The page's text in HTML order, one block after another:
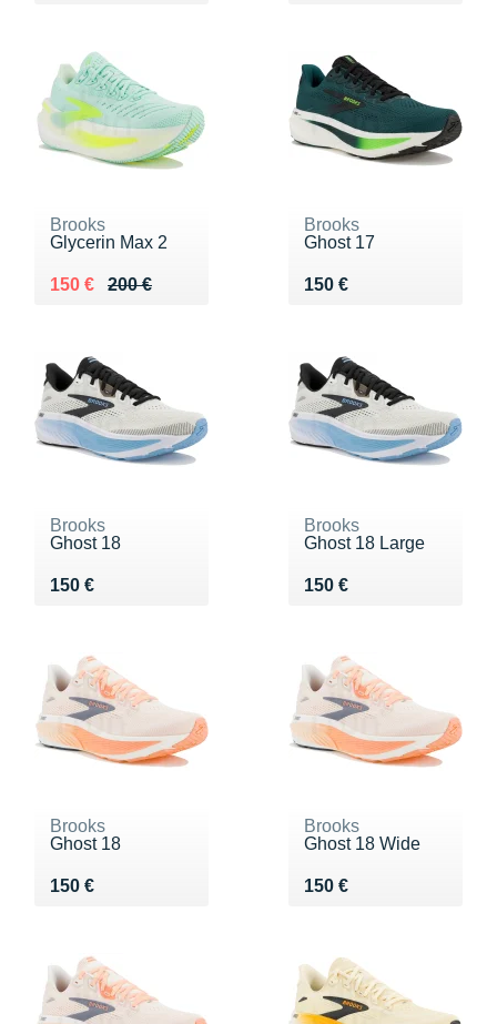
Brooks
Glycerin Max 2
200 €
Au lieu de 200 €
150 €
Vendu 150 €
Brooks
Ghost 17
150 €
Vendu 150 €
Brooks
Ghost 18
150 €
Vendu 150 €
Brooks
Ghost 18 Large
150 €
Vendu 150 €
Brooks
Ghost 18
150 €
Vendu 150 €
Brooks
Ghost 18 Wide
150 €
Vendu 150 €